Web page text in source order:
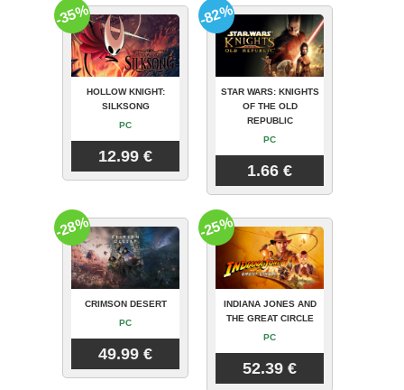
HOLLOW KNIGHT:
SILKSONG
PC
12.99 €
-35%
STAR WARS: KNIGHTS
OF THE OLD
REPUBLIC
PC
1.66 €
-82%
CRIMSON DESERT
PC
49.99 €
-28%
INDIANA JONES AND
THE GREAT CIRCLE
PC
52.39 €
-25%